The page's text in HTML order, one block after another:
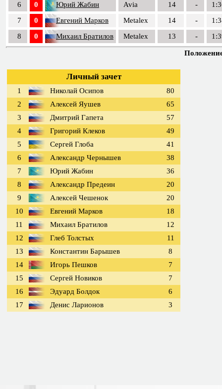
6
0 Юрий Жабин Avia 14 -
7
0 Евгений Марков Metalex 14 -
8
0 Михаил Братилов Metalex 13 -
Положение
Личный зачет
1 Николай Осипов
80
2
Алексей Яушев
65
3
Дмитрий Гапета
57
4
Григорий Клеков
49
5
Сергей Глоба
41
6
Александр Чернышев
38
7
Юрий Жабин
36
8
Александр Предеин
20
9
Алексей Чешенок
20
10
Евгений Марков
18
11
Михаил Братилов
12
12
Глеб Толстых
11
13
Константин Барышев
8
14
Игорь Пешков
7
15
Сергей Новиков
7
16
Эдуард Болдок
6
17
Денис Ларионов 3